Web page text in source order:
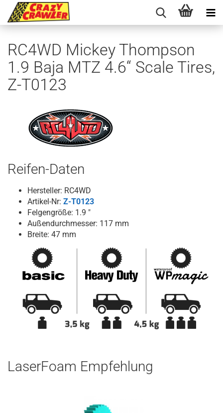
RC4WD Mickey Thompson
1.9 Baja MTZ 4.6“ Scale Tires,
Z-T0123
Reifen-Daten
Hersteller: RC4WD
Artikel-Nr: Z-T0123
Felgengröße: 1.9 "
Außendurchmesser: 117 mm
Breite: 47 mm
LaserFoam Empfehlung